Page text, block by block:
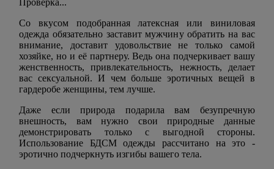
Проверка...
Со вкусом подобранная латексная или виниловая
одежда обязательно заставит мужчину обратить на вас
внимание, доставит удовольствие не только самой
хозяйке, но и её партнеру. Ведь она подчеркивает вашу
женственность, привлекательность, нежность, делает
вас сексуальной. И чем больше эротичных вещей в
гардеробе женщины, тем лучше.
Даже если природа подарила вам безупречную
внешность, вам нужно свои природные данные
демонстрировать только с выгодной стороны.
Использование БДСМ одежды рассчитано на это -
эротично подчеркнуть изгибы вашего тела.